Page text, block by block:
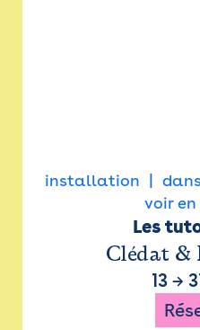
installation
voir
Les
Clédat &
13→